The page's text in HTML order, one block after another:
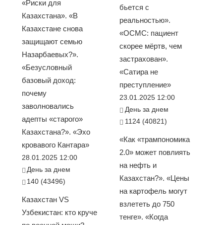
«Риски для
Казахстана». «В
Казахстане снова
защищают семью
Назарбаевых?».
«Безусловный
базовый доход:
почему
заволновались
адепты «старого»
Казахстана?». «Эхо
кровавого Кантара»
28.01.2025 12:00
День за днем
140 (43496)
Казахстан VS
Узбекистан: кто круче
бьется с
реальностью».
«ОСМС: пациент
скорее мёртв, чем
застрахован».
«Сатира не
преступление»
23.01.2025 12:00
День за днем
1124 (40821)
«Как «трампономика
2.0» может повлиять
на нефть и
Казахстан?». «Цены
на картофель могут
взлететь до 750
тенге». «Когда